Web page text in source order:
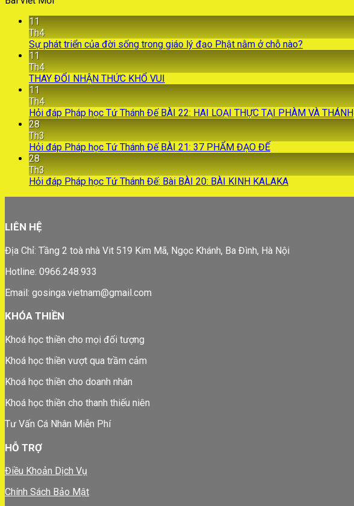
11
Th4
Sự phát triển của đời sống trong giáo lý đạo Phật nằm ở chỗ nào?
11
Th4
THAY ĐỔI NHẬN THỨC KHỔ VUI
11
Th4
Hỏi đáp Pháp học Tứ Thánh Đế BÀI 22: HAI LOẠI THỰC TẠI PHÀM VÀ THÁNH
28
Th3
Hỏi đáp Pháp học Tứ Thánh Đế BÀI 21: 37 PHẨM ĐẠO ĐẾ
28
Th3
Hỏi đáp Pháp học Tứ Thánh Đế: Bài BÀI 20: BÀI KINH KALAKA
LIÊN HỆ
Địa Chỉ: Tầng 2 toà nhà Vit 519 Kim Mã, Ngọc Khánh, Ba Đình, Hà Nội
Hotline: 0966.248.933
Email: gosinga.vietnam@gmail.com
KHÓA THIỀN
Khoá học thiền cho mọi đối tượng
Khoá học thiền vượt qua trầm cảm
Khoá học thiền cho doanh nhân
Khoá học thiền cho thanh thiếu niên
Tư Vấn Cá Nhân Miễn Phí
HỖ TRỢ
Điều Khoản Dịch Vụ
Chính Sách Bảo Mật